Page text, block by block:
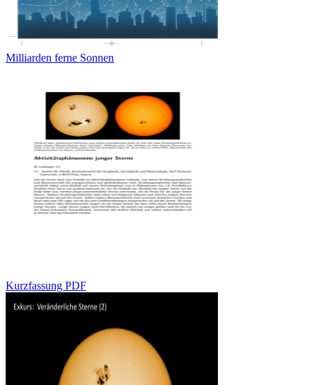
Milliarden ferne Sonnen
Kurzfassung PDF